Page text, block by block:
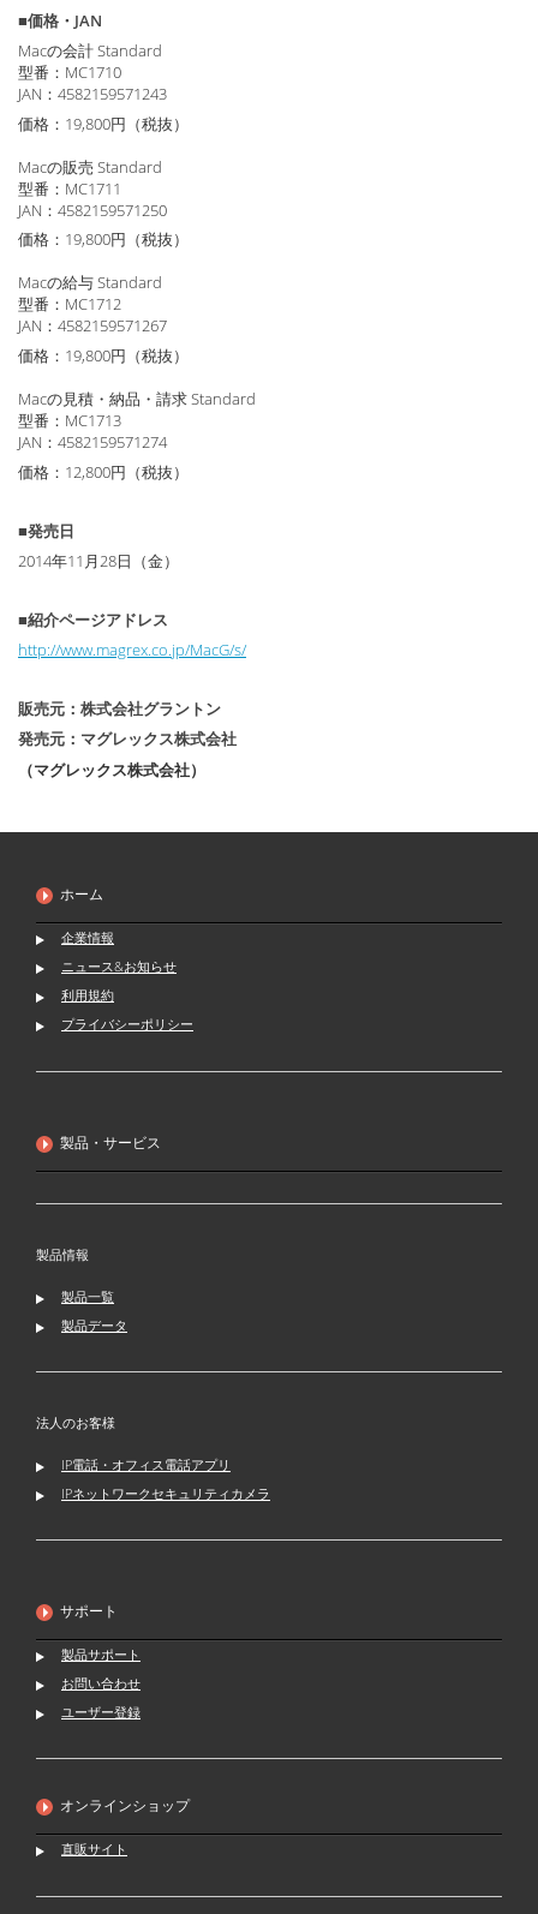
■価格・JAN
Macの会計 Standard
型番：MC1710
JAN：4582159571243
価格：19,800円（税抜）
Macの販売 Standard
型番：MC1711
JAN：4582159571250
価格：19,800円（税抜）
Macの給与 Standard
型番：MC1712
JAN：4582159571267
価格：19,800円（税抜）
Macの見積・納品・請求 Standard
型番：MC1713
JAN：4582159571274
価格：12,800円（税抜）
■発売日
2014年11月28日（金）
■紹介ページアドレス
http://www.magrex.co.jp/MacG/s/
販売元：株式会社グラントン
発売元：マグレックス株式会社
（マグレックス株式会社）
ホーム
企業情報
ニュース&お知らせ
利用規約
プライバシーポリシー
製品・サービス
製品情報
製品一覧
製品データ
法人のお客様
IP電話・オフィス電話アプリ
IPネットワークセキュリティカメラ
サポート
製品サポート
お問い合わせ
ユーザー登録
オンラインショップ
直販サイト